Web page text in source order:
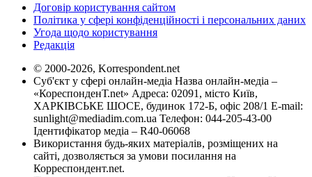
Договір користування сайтом
Політика у сфері конфіденційності і персональних даних
Угода щодо користування
Редакція
© 2000-2026, Korrespondent.net
Суб'єкт у сфері онлайн-медіа Назва онлайн-медіа –
«КореспонденТ.net» Адреса: 02091, місто Київ,
ХАРКІВСЬКЕ ШОСЕ, будинок 172-Б, офіс 208/1 E-mail:
sunlight@mediadim.com.ua Телефон: 044-205-43-00
Ідентифікатор медіа – R40-06068
Використання будь-яких матеріалів, розміщених на
сайті, дозволяється за умови посилання на
Корреспондент.net.